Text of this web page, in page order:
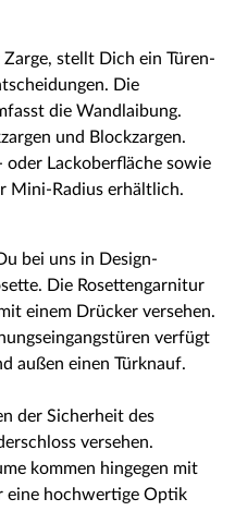
stellt Dich ein Türen-
Die
die Wandlaibung.
und Blockzargen.
oder Lackoberfläche sowie
Mini-Radius erhältlich.
bei uns in Design-
Die Rosettengarnitur
einem Drücker versehen.
verfügt
außen einen Türknauf.
der Sicherheit des
versehen.
kommen hingegen mit
eine hochwertige Optik